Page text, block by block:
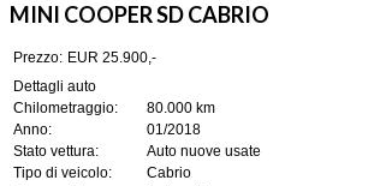
MINI COOPER SD CABRIO
Prezzo: EUR 25.900,-
Dettagli auto
Chilometraggio:
80.000 km
Anno:
01/2018
Stato vettura:
Auto nuove usate
Tipo di veicolo:
Cabrio